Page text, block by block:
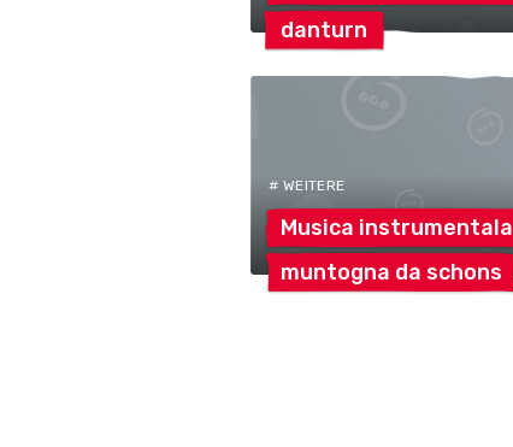
danturn
# WEITERE
Musica instrumentala
muntogna da schons